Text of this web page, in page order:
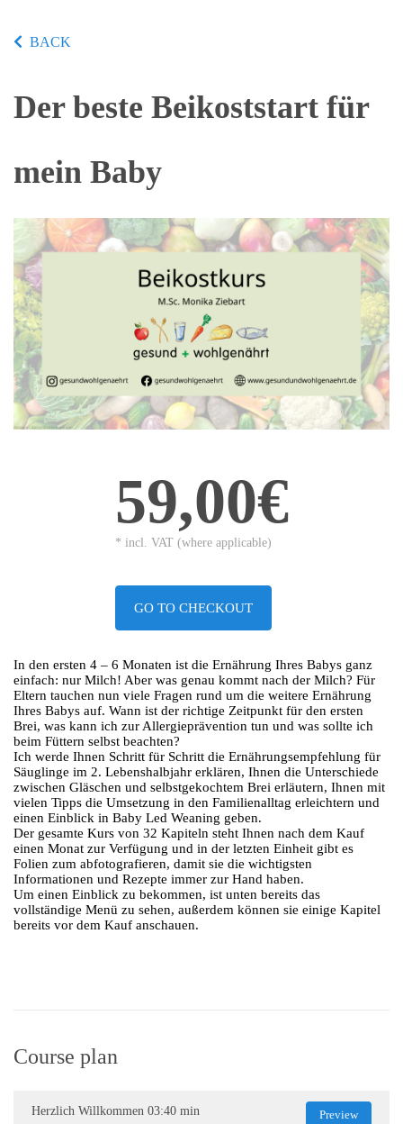
BACK
Der beste Beikoststart für
mein Baby
59,00€
* incl. VAT (where applicable)
GO TO CHECKOUT
In den ersten 4 – 6 Monaten ist die Ernährung Ihres Babys ganz
einfach: nur Milch! Aber was genau kommt nach der Milch? Für
Eltern tauchen nun viele Fragen rund um die weitere Ernährung
Ihres Babys auf. Wann ist der richtige Zeitpunkt für den ersten
Brei, was kann ich zur Allergieprävention tun und was sollte ich
beim Füttern selbst beachten?
Ich werde Ihnen Schritt für Schritt die Ernährungsempfehlung für
Säuglinge im 2. Lebenshalbjahr erklären, Ihnen die Unterschiede
zwischen Gläschen und selbstgekochtem Brei erläutern, Ihnen mit
vielen Tipps die Umsetzung in den Familienalltag erleichtern und
einen Einblick in Baby Led Weaning geben.
Der gesamte Kurs von 32 Kapiteln steht Ihnen nach dem Kauf
einen Monat zur Verfügung und in der letzten Einheit gibt es
Folien zum abfotografieren, damit sie die wichtigsten
Informationen und Rezepte immer zur Hand haben.
Um einen Einblick zu bekommen, ist unten bereits das
vollständige Menü zu sehen, außerdem können sie einige Kapitel
bereits vor dem Kauf anschauen.
Course plan
Herzlich Willkommen 03:40 min Preview